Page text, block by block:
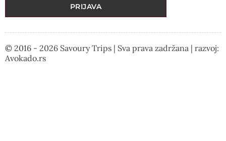
PRIJAVA
© 2016 - 2026 Savoury Trips | Sva prava zadržana | razvoj:
Avokado.rs